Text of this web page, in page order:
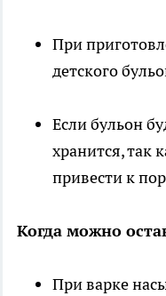
При
детского
Если бульон
хранится, так
привести к
Когда можно
При варке